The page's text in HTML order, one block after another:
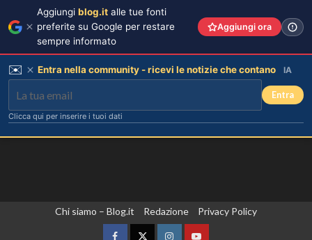
Chi siamo – Blog.it Redazione Privacy Policy
Aggiungi blog.it alle tue fonti
preferite su Google per restare
sempre informato
Aggiungi ora
✉️ Entra nella community - ricevi le notizie che contano IA
Entra
Clicca qui per inserire i tuoi dati